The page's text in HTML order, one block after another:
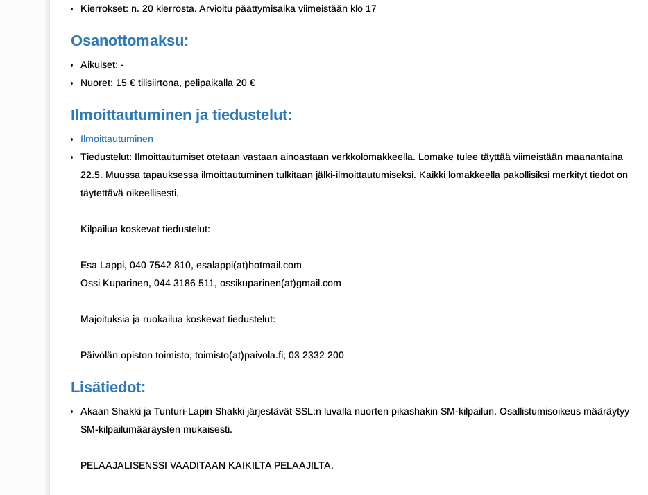
Kierrokset: n. 20 kierrosta. Arvioitu päättymisaika viimeistään klo 17
Osanottomaksu:
Aikuiset: -
Nuoret: 15 € tilisiirtona, pelipaikalla 20 €
Ilmoittautuminen ja tiedustelut:
Ilmoittautuminen
Tiedustelut: Ilmoittautumiset otetaan vastaan ainoastaan verkkolomakkeella. Lomake tulee täyttää viimeistään maanantaina
22.5. Muussa tapauksessa ilmoittautuminen tulkitaan jälki-ilmoittautumiseksi. Kaikki lomakkeella pakollisiksi merkityt tiedot on
täytettävä oikeellisesti.
Kilpailua koskevat tiedustelut:
Esa Lappi, 040 7542 810, esalappi(at)hotmail.com
Ossi Kuparinen, 044 3186 511, ossikuparinen(at)gmail.com
Majoituksia ja ruokailua koskevat tiedustelut:
Päivölän opiston toimisto, toimisto(at)paivola.fi, 03 2332 200
Lisätiedot:
Akaan Shakki ja Tunturi-Lapin Shakki järjestävät SSL:n luvalla nuorten pikashakin SM-kilpailun. Osallistumisoikeus määräytyy
SM-kilpailumääräysten mukaisesti.
PELAAJALISENSSI VAADITAAN KAIKILTA PELAAJILTA.